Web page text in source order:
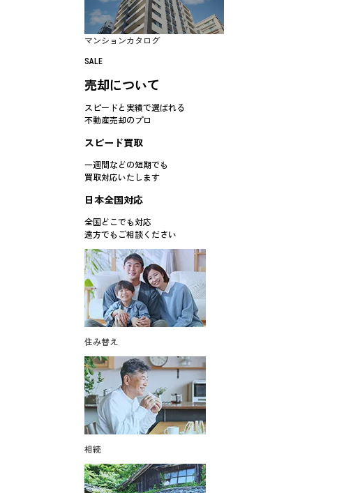
マンションカタログ
SALE
売却について
スピードと実績で選ばれる
不動産売却のプロ
スピード買取
一週間などの短期でも
買取対応いたします
日本全国対応
全国どこでも対応
遠方でもご相談ください
住み替え
相続